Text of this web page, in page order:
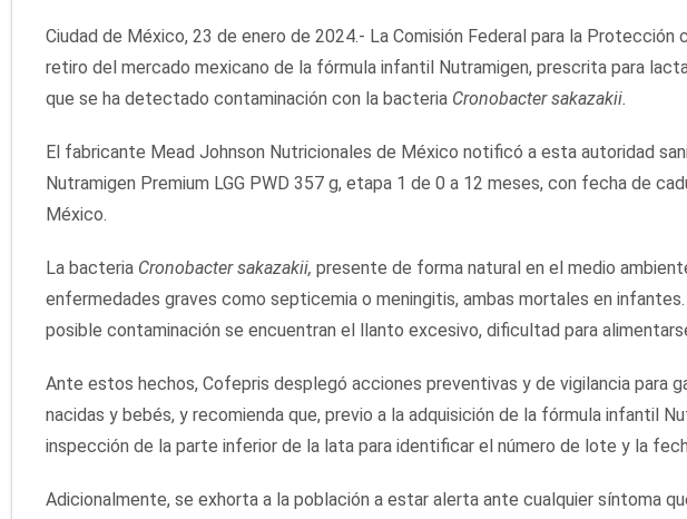
Ciudad de México, 23 de enero de 2024.- La Comisión Federal para la Protección
retiro del mercado mexicano de la fórmula infantil Nutramigen, prescrita para
que se ha detectado contaminación con la bacteria Cronobacter sakazakii.
El fabricante Mead Johnson Nutricionales de México notificó a esta autoridad
Nutramigen Premium LGG PWD 357 g, etapa 1 de 0 a 12 meses, con fecha de
México.
La bacteria Cronobacter sakazakii, presente de forma natural en el medio
enfermedades graves como septicemia o meningitis, ambas mortales en
posible contaminación se encuentran el llanto excesivo, dificultad para
Ante estos hechos, Cofepris desplegó acciones preventivas y de vigilancia para
nacidas y bebés, y recomienda que, previo a la adquisición de la fórmula infantil
inspección de la parte inferior de la lata para identificar el número de lote y la
Adicionalmente, se exhorta a la población a estar alerta ante cualquier síntoma